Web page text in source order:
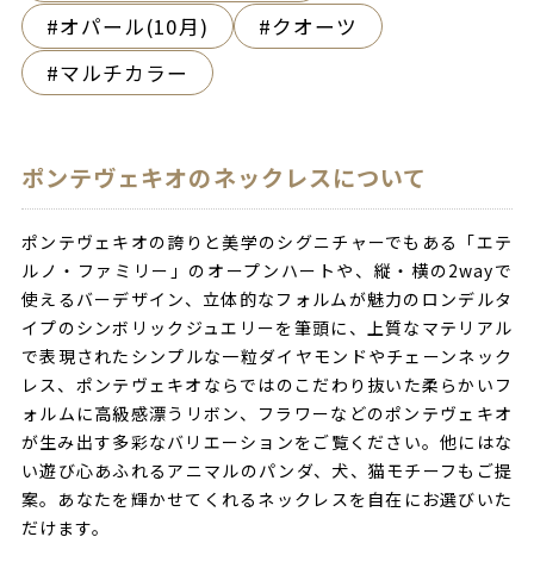
オパール(10月)
クオーツ
マルチカラー
ポンテヴェキオのネックレスについて
ポンテヴェキオの誇りと美学のシグニチャーでもある「エテ
ルノ・ファミリー」のオープンハートや、縦・横の2wayで
使えるバーデザイン、立体的なフォルムが魅力のロンデルタ
イプのシンボリックジュエリーを筆頭に、上質なマテリアル
で表現されたシンプルな一粒ダイヤモンドやチェーンネック
レス、ポンテヴェキオならではのこだわり抜いた柔らかいフ
ォルムに高級感漂うリボン、フラワーなどのポンテヴェキオ
が生み出す多彩なバリエーションをご覧ください。他にはな
い遊び心あふれるアニマルのパンダ、犬、猫モチーフもご提
案。あなたを輝かせてくれるネックレスを自在にお選びいた
だけます。